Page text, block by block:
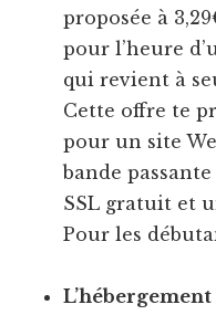
proposée à
pour l’heure
qui revient à
Cette offre te
pour un site
bande
SSL gratuit et
Pour les